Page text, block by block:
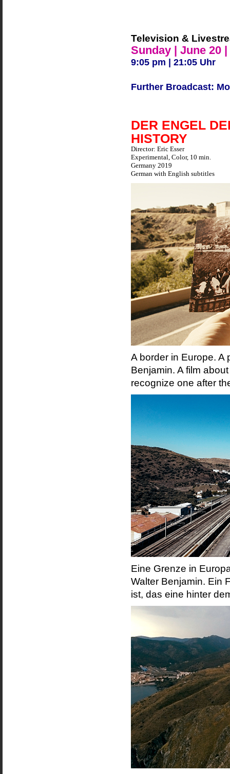
Television &
Sunday | June 20 |
9:05 pm | 21:05 Uhr
Further Broadcast:
DER ENGEL
HISTORY
Director: Eric Esser
Experimental, Color, 10 min.
Germany 2019
German with English subtitles
A border in Europe. A
Benjamin. A film
recognize one after
Eine Grenze in
Walter Benjamin. Ein
ist, das eine hinter